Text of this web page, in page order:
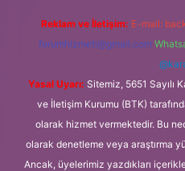
Reklam ve İletişim: E-mail:
forumhizmeti@gmail.com
Yasal Uyarı: Sitemiz, 5651 Sayılı
ve İletişim Kurumu (BTK)
olarak hizmet vermektedir. Bu
olarak denetleme veya araştırma
Ancak, üyelerimiz yazdıkları